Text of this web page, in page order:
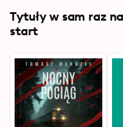
Tytuły w sam raz na
start